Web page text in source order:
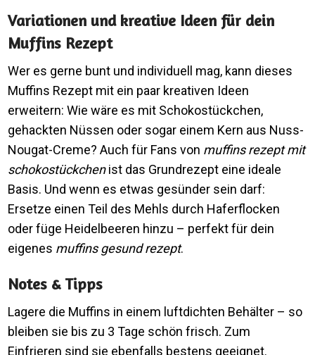
Variationen und kreative Ideen für dein
Muffins Rezept
Wer es gerne bunt und individuell mag, kann dieses
Muffins Rezept mit ein paar kreativen Ideen
erweitern: Wie wäre es mit Schokostückchen,
gehackten Nüssen oder sogar einem Kern aus Nuss-
Nougat-Creme? Auch für Fans von muffins rezept mit
schokostückchenist das Grundrezept eine ideale
Basis. Und wenn es etwas gesünder sein darf:
Ersetze einen Teil des Mehls durch Haferflocken
oder füge Heidelbeeren hinzu – perfekt für dein
eigenes muffins gesund rezept.
Notes & Tipps
Lagere die Muffins in einem luftdichten Behälter – so
bleiben sie bis zu 3 Tage schön frisch. Zum
Einfrieren sind sie ebenfalls bestens geeignet.